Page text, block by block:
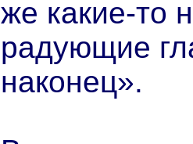
же какие-то
радующие
наконец».